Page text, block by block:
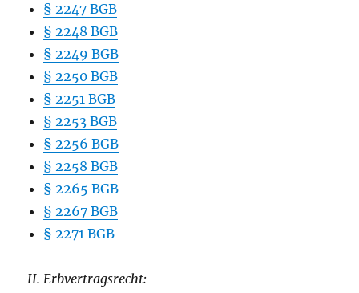
§ 2247 BGB
§ 2248 BGB
§ 2249 BGB
§ 2250 BGB
§ 2251 BGB
§ 2253 BGB
§ 2256 BGB
§ 2258 BGB
§ 2265 BGB
§ 2267 BGB
§ 2271 BGB
II. Erbvertragsrecht: